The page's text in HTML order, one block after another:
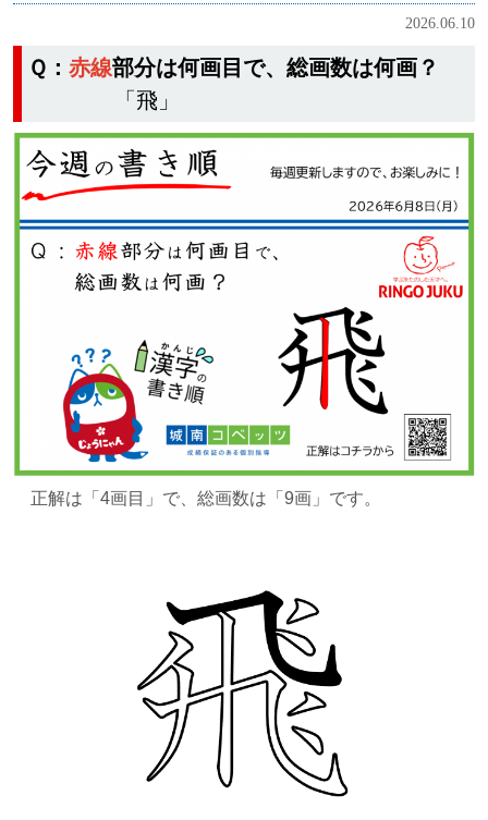
2026.06.10
Ｑ： 赤線部分は何画目で、総画数は何画？
「飛」
正解は 「4画目」で、総画数は「9画」です。